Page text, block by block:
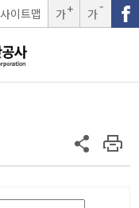
사이트맵
가
가